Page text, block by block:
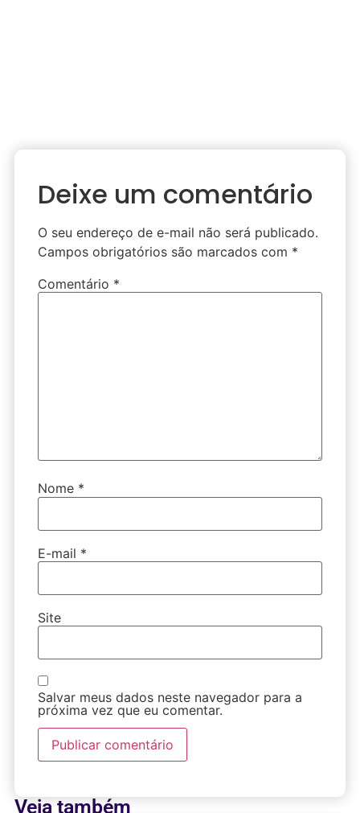
Deixe um comentário
O seu endereço de e-mail não será publicado.
Campos obrigatórios são marcados com *
Comentário *
Nome *
E-mail *
Site
Salvar meus dados neste navegador para a
próxima vez que eu comentar.
Veja também